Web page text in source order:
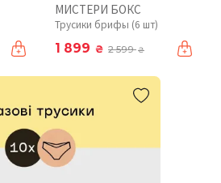
МИСТЕРИ БОКС
Трусики брифы (6 шт)
1 899 ₴ 2 599₴